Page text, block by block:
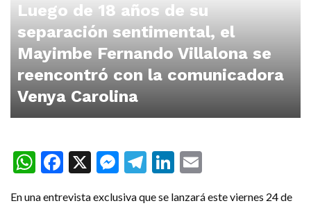
Luego de 18 años de su
separación sentimental, el
Mayimbe Fernando Villalona se
reencontró con la comunicadora
Venya Carolina
WhatsApp
Facebook
X Messenger
Telegram
LinkedIn
En una entrevista exclusiva que se lanzará este viernes 24 de